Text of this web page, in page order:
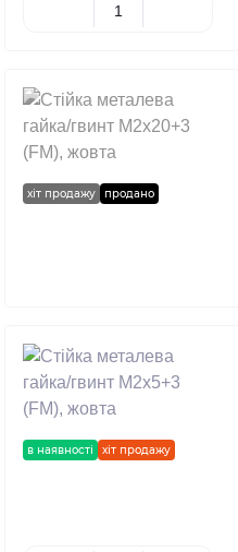
хіт продажу продано
в наявності хіт продажу